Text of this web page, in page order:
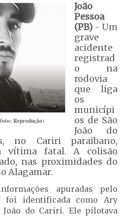
Reprodução)
João
Pessoa
(PB)- Um
grave
acidente
registrad
o na
rodovia
que liga
os
municípi
os de São
João do
no Cariri paraibano,
vítima fatal. A colisão
nas proximidades do
Alagamar.
apuradas pelo
foi identificada como Ary
João do Cariri. Ele pilotava